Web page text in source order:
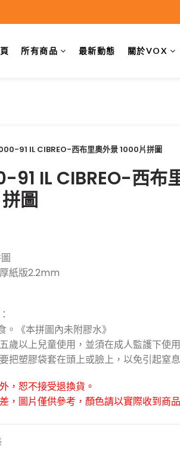
所有商品 最新動態 關於VOX
91 IL CIBREO-西布里奧外景 1000片拼圖
91 IL CIBREO-西布
圖
紙版2.2mm
。《本拼圖內未附膠水》
歲以上兒童使用，並須在成人監護下使
把塑膠袋套在頭上或臉上，以免引起窒
，恕不接受退換貨。
，圖片僅供參考，顏色請以實際收到商